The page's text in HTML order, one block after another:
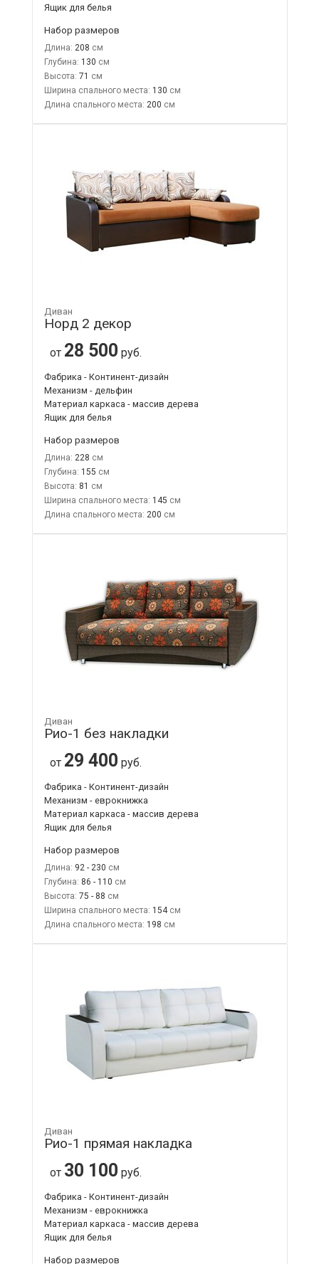
Ящик для белья
Набор размеров
Длина: 208
Глубина: 130
Высота: 71
Ширина спального места: 130
Длина спального места: 200
Диван
Норд 2 декор
от 28 500 руб.
Фабрика - Континент-дизайн
Механизм - дельфин
Материал каркаса - массив дерева
Ящик для белья
Набор размеров
Длина: 228
Глубина: 155
Высота: 81
Ширина спального места: 145
Длина спального места: 200
Диван
Рио-1 без накладки
от 29 400 руб.
Фабрика - Континент-дизайн
Механизм - еврокнижка
Материал каркаса - массив дерева
Ящик для белья
Набор размеров
Длина: 92 - 230
Глубина: 86 - 110
Высота: 75 - 88
Ширина спального места: 154
Длина спального места: 198
Диван
Рио-1 прямая накладка
от 30 100 руб.
Фабрика - Континент-дизайн
Механизм - еврокнижка
Материал каркаса - массив дерева
Ящик для белья
Набор размеров